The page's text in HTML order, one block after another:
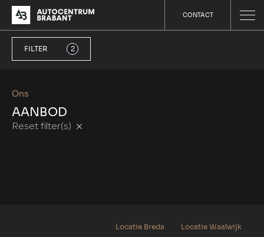
CONTACT
Ons
AANBOD
Reset filter(s)
FILTER 2
Locatie Breda
Locatie Waalwijk